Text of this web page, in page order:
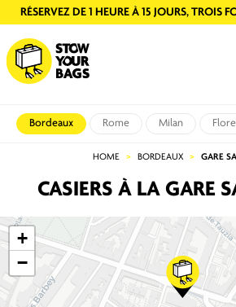
RÉSERVEZ DE 1 HEURE À 15 JOURS, TROIS
Bordeaux Rome Milan
HOME BORDEAUX GARE
CASIERS À LA GARE
+
−